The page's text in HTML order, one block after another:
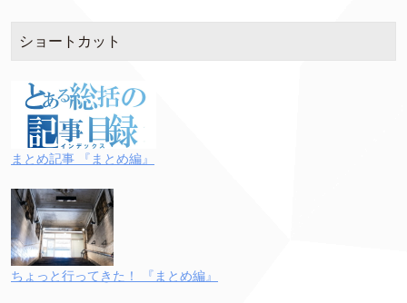
ショートカット
まとめ記事 『まとめ編』
ちょっと行ってきた！ 『まとめ編』